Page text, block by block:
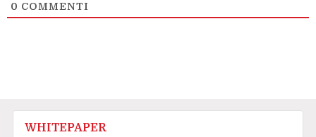
0 COMMENTI
WHITEPAPER